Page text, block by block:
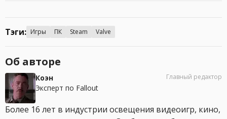
Тэги: Игры ПК Steam Valve
Об авторе
Коэн
Эксперт по Fallout
Главный редактор
Более 16 лет в индустрии освещения видеоигр, кино,